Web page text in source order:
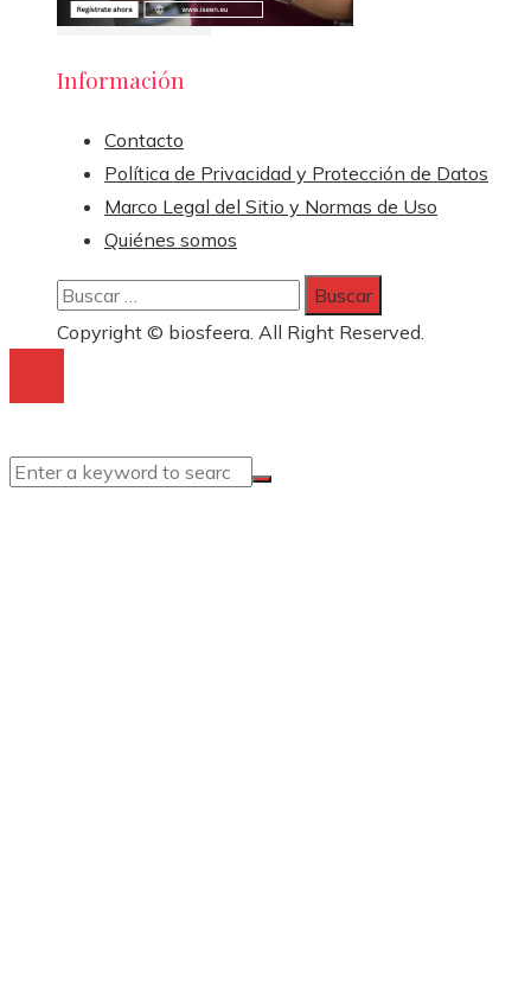
Información
Contacto
Política de Privacidad y Protección de Datos
Marco Legal del Sitio y Normas de Uso
Quiénes somos
Buscar:
Copyright © biosfeera. All Right Reserved.